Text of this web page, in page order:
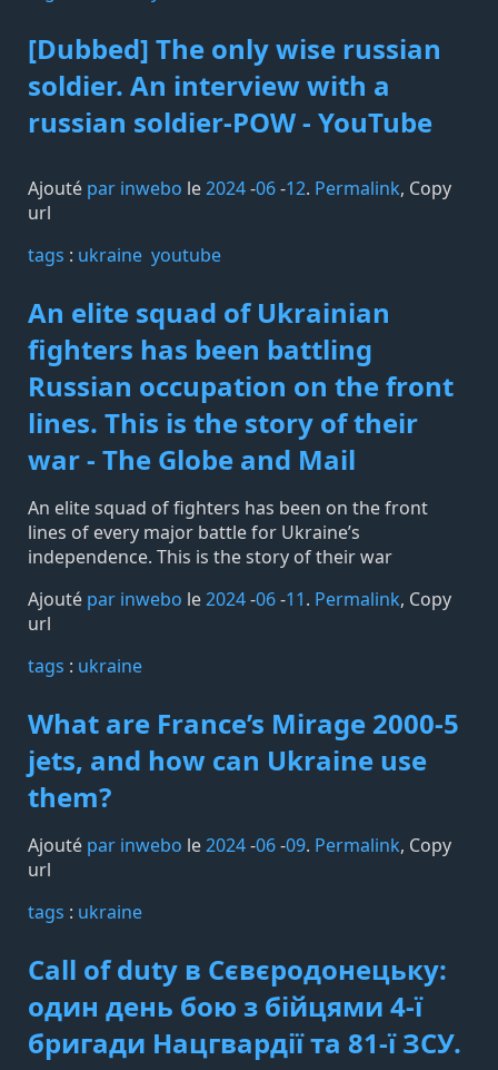
[Dubbed] The only wise russian
soldier. An interview with a
russian soldier-POW - YouTube
Ajouté par inwebo le2024-06-12. Permalink, Copy
url
tags️ : ukraine youtube
An elite squad of Ukrainian
fighters has been battling
Russian occupation on the front
lines. This is the story of their
war - The Globe and Mail
An elite squad of fighters has been on the front
lines of every major battle for Ukraine’s
independence. This is the story of their war
Ajouté par inwebo le2024-06-11. Permalink, Copy
url
tags️ : ukraine
What are France’s Mirage 2000-5
jets, and how can Ukraine use
them?
Ajouté par inwebo le2024-06-09. Permalink, Copy
url
tags️ : ukraine
Call of duty в Сєвєродонецьку:
один день бою з бійцями 4-ї
бригади Нацгвардії та 81-ї ЗСУ.